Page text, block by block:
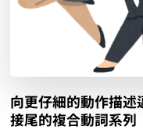
向更仔細的動作描述
接尾的複合動詞系列